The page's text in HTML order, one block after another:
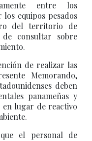
entre los
equipos pesados
del territorio de
consultar sobre
de realizar las
Memorando,
deben
panameñas y
lugar de reactivo
el personal de